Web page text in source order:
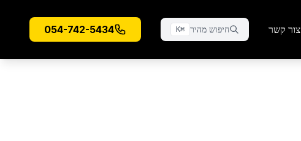
צור קשר חיפוש מהיר ⌘
K
054-742-5434